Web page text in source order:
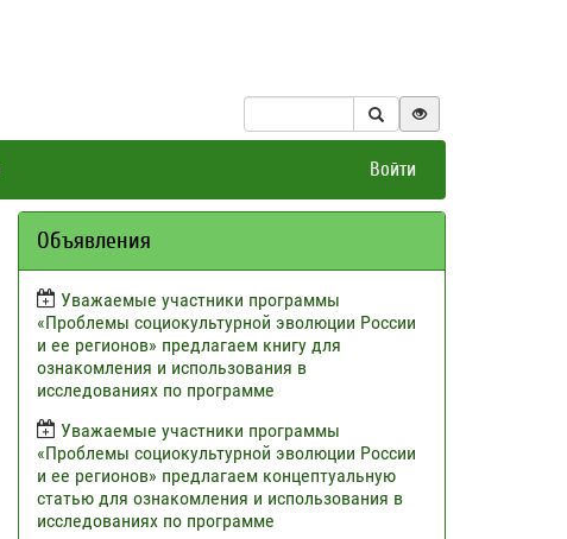
Войти
Объявления
Уважаемые участники программы
«Проблемы социокультурной эволюции России
и ее регионов» предлагаем книгу для
ознакомления и использования в
исследованиях по программе
Уважаемые участники программы
«Проблемы социокультурной эволюции России
и ее регионов» предлагаем концептуальную
статью для ознакомления и использования в
исследованиях по программе